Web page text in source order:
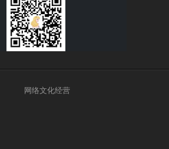
网络文化经营